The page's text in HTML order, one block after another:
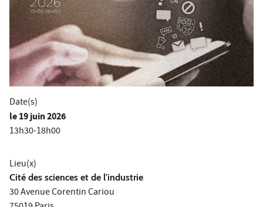
Date(s)
le19 juin 2026
13h30-18h00
Lieu(x)
Cité des sciences et de l'industrie
30 Avenue Corentin Cariou